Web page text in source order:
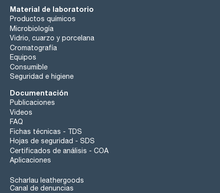
Material de laboratorio
Productos químicos
Microbiología
Vidrio, cuarzo y porcelana
Cromatografía
Equipos
Consumible
Seguridad e higiene
Documentación
Publicaciones
Videos
FAQ
Fichas técnicas - TDS
Hojas de seguridad - SDS
Certificados de análisis - COA
Aplicaciones
Scharlau leathergoods
Canal de denuncias